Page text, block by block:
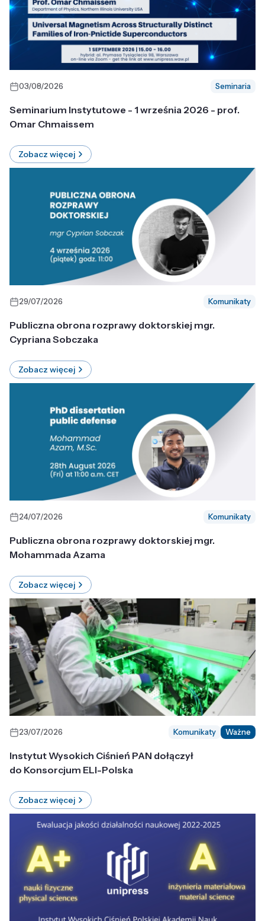
03/08/2026 Seminaria
Seminarium Instytutowe - 1 września 2026 - prof.
Omar Chmaissem
Zobacz więcej
29/07/2026 Komunikaty
Publiczna obrona rozprawy doktorskiej mgr.
Cypriana Sobczaka
Zobacz więcej
24/07/2026 Komunikaty
Publiczna obrona rozprawy doktorskiej mgr.
Mohammada Azama
Zobacz więcej
23/07/2026 Komunikaty Ważne
Instytut Wysokich Ciśnień PAN dołączył
do Konsorcjum ELI-Polska
Zobacz więcej